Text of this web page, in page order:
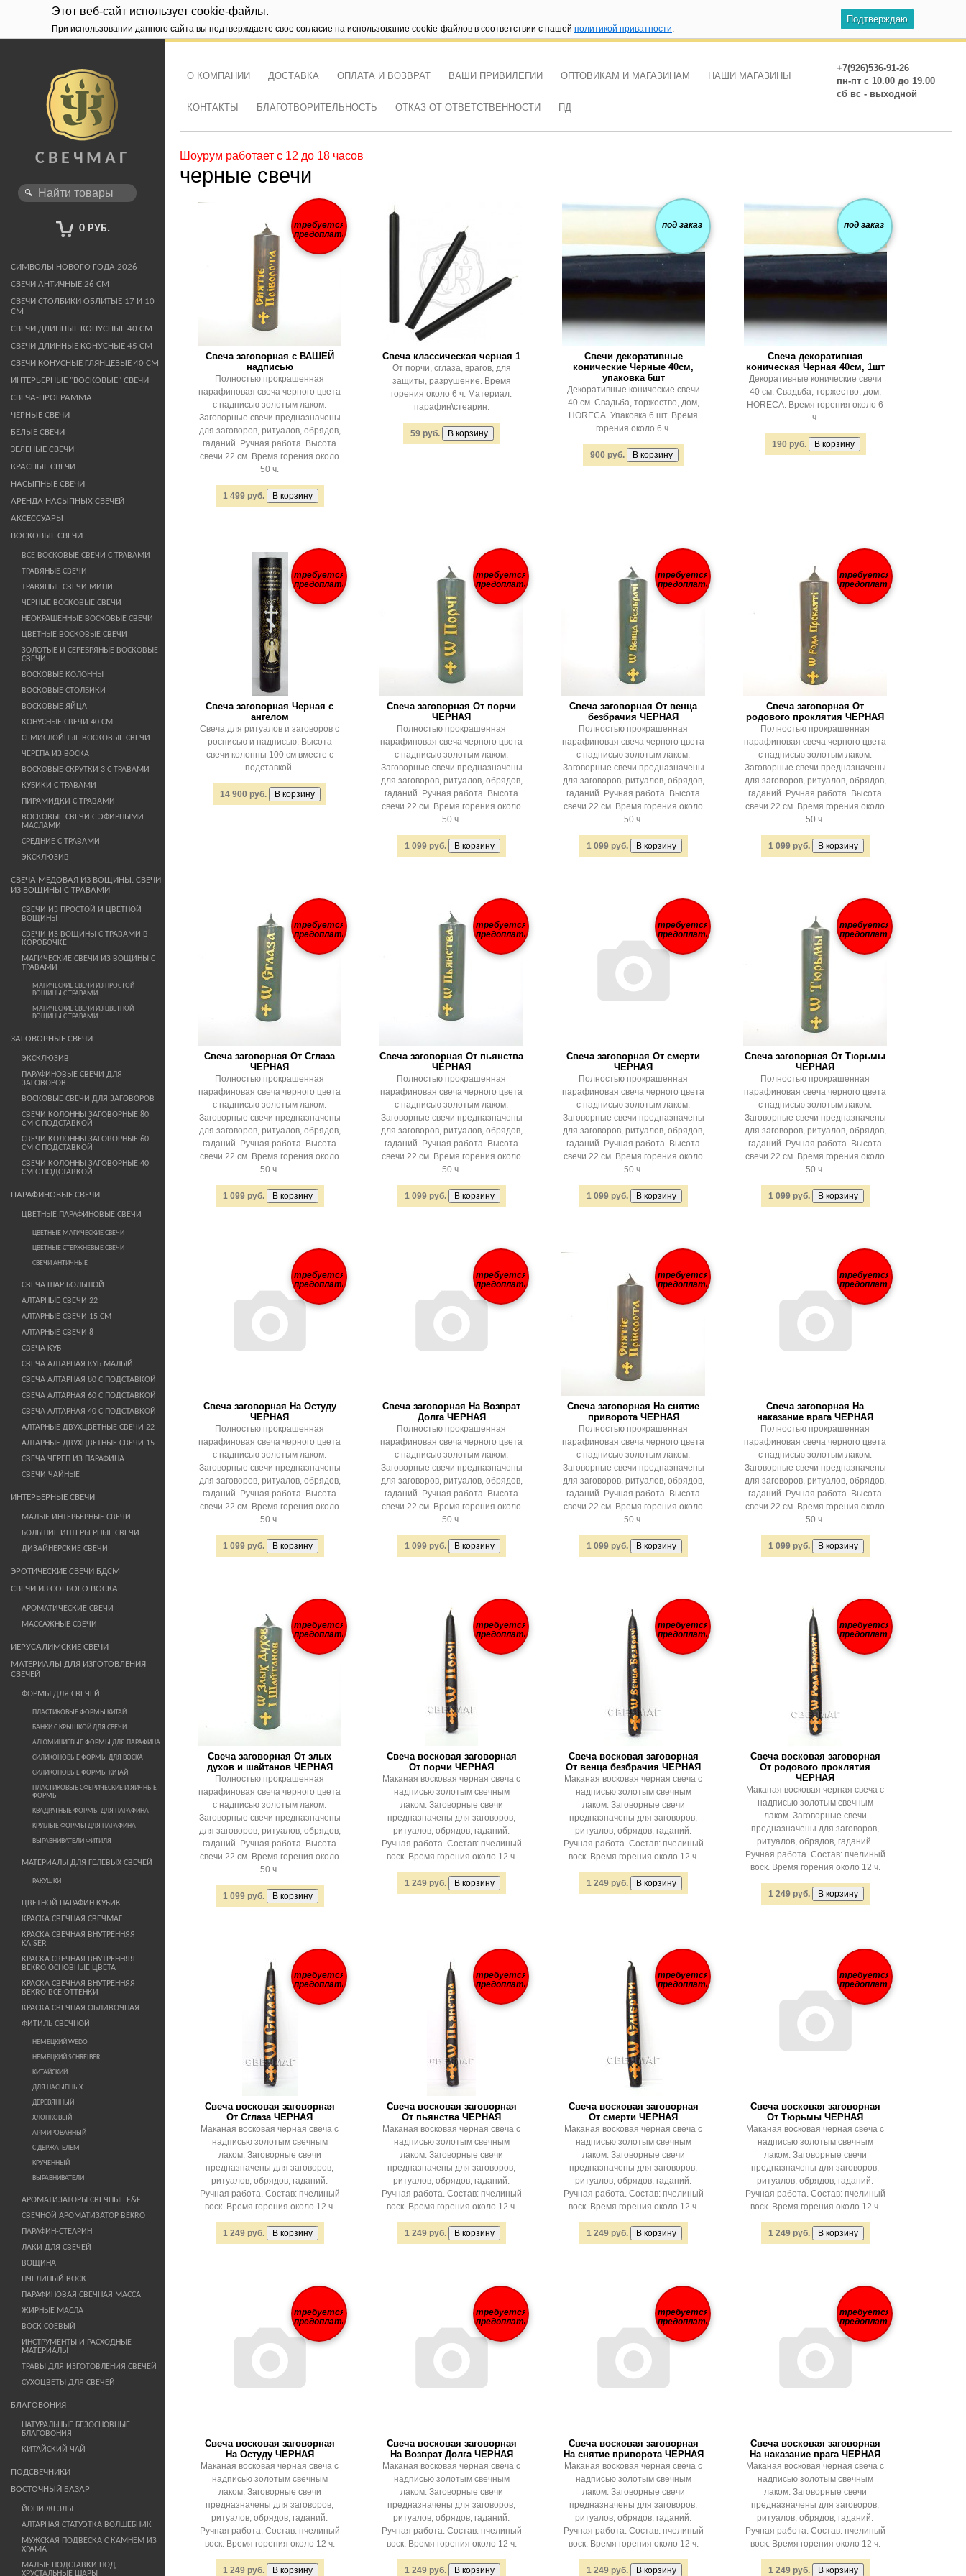
Этот веб-сайт использует cookie-файлы.
При использовании данного сайта вы подтверждаете свое согласие на использование cookie-файлов в соответствии с нашей политикой приватности.
Подтверждаю
СВЕЧМАГ
0 РУБ.
СИМВОЛЫ НОВОГО ГОДА 2026
СВЕЧИ АНТИЧНЫЕ 26 СМ
СВЕЧИ СТОЛБИКИ ОБЛИТЫЕ 17 И 10
СМ
СВЕЧИ ДЛИННЫЕ КОНУСНЫЕ 40 СМ
СВЕЧИ ДЛИННЫЕ КОНУСНЫЕ 45 СМ
СВЕЧИ КОНУСНЫЕ ГЛЯНЦЕВЫЕ 40 СМ
ИНТЕРЬЕРНЫЕ "ВОСКОВЫЕ" СВЕЧИ
СВЕЧА-ПРОГРАММА
ЧЕРНЫЕ СВЕЧИ
БЕЛЫЕ СВЕЧИ
ЗЕЛЕНЫЕ СВЕЧИ
КРАСНЫЕ СВЕЧИ
НАСЫПНЫЕ СВЕЧИ
АРЕНДА НАСЫПНЫХ СВЕЧЕЙ
АКСЕССУАРЫ
ВОСКОВЫЕ СВЕЧИ
ВСЕ ВОСКОВЫЕ СВЕЧИ С ТРАВАМИ
ТРАВЯНЫЕ СВЕЧИ
ТРАВЯНЫЕ СВЕЧИ МИНИ
ЧЕРНЫЕ ВОСКОВЫЕ СВЕЧИ
НЕОКРАШЕННЫЕ ВОСКОВЫЕ СВЕЧИ
ЦВЕТНЫЕ ВОСКОВЫЕ СВЕЧИ
ЗОЛОТЫЕ И СЕРЕБРЯНЫЕ ВОСКОВЫЕ
СВЕЧИ
ВОСКОВЫЕ КОЛОННЫ
ВОСКОВЫЕ СТОЛБИКИ
ВОСКОВЫЕ ЯЙЦА
КОНУСНЫЕ СВЕЧИ 40 СМ
СЕМИСЛОЙНЫЕ ВОСКОВЫЕ СВЕЧИ
ЧЕРЕПА ИЗ ВОСКА
ВОСКОВЫЕ СКРУТКИ 3 С ТРАВАМИ
КУБИКИ С ТРАВАМИ
ПИРАМИДКИ С ТРАВАМИ
ВОСКОВЫЕ СВЕЧИ С ЭФИРНЫМИ
МАСЛАМИ
СРЕДНИЕ С ТРАВАМИ
ЭКСКЛЮЗИВ
СВЕЧА МЕДОВАЯ ИЗ ВОЩИНЫ. СВЕЧИ
ИЗ ВОЩИНЫ С ТРАВАМИ
СВЕЧИ ИЗ ПРОСТОЙ И ЦВЕТНОЙ
ВОЩИНЫ
СВЕЧИ ИЗ ВОЩИНЫ С ТРАВАМИ В
КОРОБОЧКЕ
МАГИЧЕСКИЕ СВЕЧИ ИЗ ВОЩИНЫ С
ТРАВАМИ
МАГИЧЕСКИЕ СВЕЧИ ИЗ ПРОСТОЙ
ВОЩИНЫ С ТРАВАМИ
МАГИЧЕСКИЕ СВЕЧИ ИЗ ЦВЕТНОЙ
ВОЩИНЫ С ТРАВАМИ
ЗАГОВОРНЫЕ СВЕЧИ
ЭКСКЛЮЗИВ
ПАРАФИНОВЫЕ СВЕЧИ ДЛЯ
ЗАГОВОРОВ
ВОСКОВЫЕ СВЕЧИ ДЛЯ ЗАГОВОРОВ
СВЕЧИ КОЛОННЫ ЗАГОВОРНЫЕ 80
СМ С ПОДСТАВКОЙ
СВЕЧИ КОЛОННЫ ЗАГОВОРНЫЕ 60
СМ С ПОДСТАВКОЙ
СВЕЧИ КОЛОННЫ ЗАГОВОРНЫЕ 40
СМ С ПОДСТАВКОЙ
ПАРАФИНОВЫЕ СВЕЧИ
ЦВЕТНЫЕ ПАРАФИНОВЫЕ СВЕЧИ
ЦВЕТНЫЕ МАГИЧЕСКИЕ СВЕЧИ
ЦВЕТНЫЕ СТЕРЖНЕВЫЕ СВЕЧИ
СВЕЧИ АНТИЧНЫЕ
СВЕЧА ШАР БОЛЬШОЙ
АЛТАРНЫЕ СВЕЧИ 22
АЛТАРНЫЕ СВЕЧИ 15 СМ
АЛТАРНЫЕ СВЕЧИ 8
СВЕЧА КУБ
СВЕЧА АЛТАРНАЯ КУБ МАЛЫЙ
СВЕЧА АЛТАРНАЯ 80 С ПОДСТАВКОЙ
СВЕЧА АЛТАРНАЯ 60 С ПОДСТАВКОЙ
СВЕЧА АЛТАРНАЯ 40 С ПОДСТАВКОЙ
АЛТАРНЫЕ ДВУХЦВЕТНЫЕ СВЕЧИ 22
АЛТАРНЫЕ ДВУХЦВЕТНЫЕ СВЕЧИ 15
СВЕЧА ЧЕРЕП ИЗ ПАРАФИНА
СВЕЧИ ЧАЙНЫЕ
ИНТЕРЬЕРНЫЕ СВЕЧИ
МАЛЫЕ ИНТЕРЬЕРНЫЕ СВЕЧИ
БОЛЬШИЕ ИНТЕРЬЕРНЫЕ СВЕЧИ
ДИЗАЙНЕРСКИЕ СВЕЧИ
ЭРОТИЧЕСКИЕ СВЕЧИ БДСМ
СВЕЧИ ИЗ СОЕВОГО ВОСКА
АРОМАТИЧЕСКИЕ СВЕЧИ
МАССАЖНЫЕ СВЕЧИ
ИЕРУСАЛИМСКИЕ СВЕЧИ
МАТЕРИАЛЫ ДЛЯ ИЗГОТОВЛЕНИЯ
СВЕЧЕЙ
ФОРМЫ ДЛЯ СВЕЧЕЙ
ПЛАСТИКОВЫЕ ФОРМЫ КИТАЙ
БАНКИ С КРЫШКОЙ ДЛЯ СВЕЧИ
АЛЮМИНИЕВЫЕ ФОРМЫ ДЛЯ ПАРАФИНА
СИЛИКОНОВЫЕ ФОРМЫ ДЛЯ ВОСКА
СИЛИКОНОВЫЕ ФОРМЫ КИТАЙ
ПЛАСТИКОВЫЕ СФЕРИЧЕСКИЕ И ЯИЧНЫЕ
ФОРМЫ
КВАДРАТНЫЕ ФОРМЫ ДЛЯ ПАРАФИНА
КРУГЛЫЕ ФОРМЫ ДЛЯ ПАРАФИНА
ВЫРАВНИВАТЕЛИ ФИТИЛЯ
МАТЕРИАЛЫ ДЛЯ ГЕЛЕВЫХ СВЕЧЕЙ
РАКУШКИ
ЦВЕТНОЙ ПАРАФИН КУБИК
КРАСКА СВЕЧНАЯ СВЕЧМАГ
КРАСКА СВЕЧНАЯ ВНУТРЕННЯЯ
KAISER
КРАСКА СВЕЧНАЯ ВНУТРЕННЯЯ
BEKRO ОСНОВНЫЕ ЦВЕТА
КРАСКА СВЕЧНАЯ ВНУТРЕННЯЯ
BEKRO ВСЕ ОТТЕНКИ
КРАСКА СВЕЧНАЯ ОБЛИВОЧНАЯ
ФИТИЛЬ СВЕЧНОЙ
НЕМЕЦКИЙ WEDO
НЕМЕЦКИЙ SCHREIBER
КИТАЙСКИЙ
ДЛЯ НАСЫПНЫХ
ДЕРЕВЯННЫЙ
ХЛОПКОВЫЙ
АРМИРОВАННЫЙ
С ДЕРЖАТЕЛЕМ
КРУЧЕННЫЙ
ВЫРАВНИВАТЕЛИ
АРОМАТИЗАТОРЫ СВЕЧНЫЕ F&F
СВЕЧНОЙ АРОМАТИЗАТОР BEKRO
ПАРАФИН-СТЕАРИН
ЛАКИ ДЛЯ СВЕЧЕЙ
ВОЩИНА
ПЧЕЛИНЫЙ ВОСК
ПАРАФИНОВАЯ СВЕЧНАЯ МАССА
ЖИРНЫЕ МАСЛА
ВОСК СОЕВЫЙ
ИНСТРУМЕНТЫ И РАСХОДНЫЕ
МАТЕРИАЛЫ
ТРАВЫ ДЛЯ ИЗГОТОВЛЕНИЯ СВЕЧЕЙ
СУХОЦВЕТЫ ДЛЯ СВЕЧЕЙ
БЛАГОВОНИЯ
НАТУРАЛЬНЫЕ БЕЗОСНОВНЫЕ
БЛАГОВОНИЯ
КИТАЙСКИЙ ЧАЙ
ПОДСВЕЧНИКИ
ВОСТОЧНЫЙ БАЗАР
ЙОНИ ЖЕЗЛЫ
АЛТАРНАЯ СТАТУЭТКА ВОЛШЕБНИК
МУЖСКАЯ ПОДВЕСКА С КАМНЕМ ИЗ
ХРАМА
МАЛЫЕ ПОДСТАВКИ ПОД
ХРУСТАЛЬНЫЕ ШАРЫ
+7(926)536-91-26
пн-пт с 10.00 до 19.00
сб вс - выходной
О КОМПАНИИ ДОСТАВКА ОПЛАТА И ВОЗВРАТ ВАШИ ПРИВИЛЕГИИ ОПТОВИКАМ И МАГАЗИНАМ НАШИ МАГАЗИНЫ
КОНТАКТЫ БЛАГОТВОРИТЕЛЬНОСТЬ ОТКАЗ ОТ ОТВЕТСТВЕННОСТИ ПД
Шоурум работает с 12 до 18 часов
черные свечи
требуется
предоплата
Свеча заговорная с ВАШЕЙ
надписью
Полностью прокрашенная
парафиновая свеча черного цвета
с надписью золотым лаком.
Заговорные свечи предназначены
для заговоров, ритуалов, обрядов,
гаданий. Ручная работа. Высота
свечи 22 см. Время горения около
50 ч.
1 499 руб.
Свеча классическая черная 1
От порчи, сглаза, врагов, для
защиты, разрушение. Время
горения около 6 ч. Материал:
парафин\стеарин.
59 руб.
под заказ
Свечи декоративные
конические Черные 40см,
упаковка 6шт
Декоративные конические свечи
40 см. Свадьба, торжество, дом,
HORECA. Упаковка 6 шт. Время
горения около 6 ч.
900 руб.
под заказ
Свеча декоративная
коническая Черная 40см, 1шт
Декоративные конические свечи
40 см. Свадьба, торжество, дом,
HORECA. Время горения около 6
ч.
190 руб.
требуется
предоплата
Свеча заговорная Черная с
ангелом
Свеча для ритуалов и заговоров с
росписью и надписью. Высота
свечи колонны 100 см вместе с
подставкой.
14 900 руб.
требуется
предоплата
Свеча заговорная От порчи
ЧЕРНАЯ
Полностью прокрашенная
парафиновая свеча черного цвета
с надписью золотым лаком.
Заговорные свечи предназначены
для заговоров, ритуалов, обрядов,
гаданий. Ручная работа. Высота
свечи 22 см. Время горения около
50 ч.
1 099 руб.
требуется
предоплата
Свеча заговорная От венца
безбрачия ЧЕРНАЯ
Полностью прокрашенная
парафиновая свеча черного цвета
с надписью золотым лаком.
Заговорные свечи предназначены
для заговоров, ритуалов, обрядов,
гаданий. Ручная работа. Высота
свечи 22 см. Время горения около
50 ч.
1 099 руб.
требуется
предоплата
Свеча заговорная От
родового проклятия ЧЕРНАЯ
Полностью прокрашенная
парафиновая свеча черного цвета
с надписью золотым лаком.
Заговорные свечи предназначены
для заговоров, ритуалов, обрядов,
гаданий. Ручная работа. Высота
свечи 22 см. Время горения около
50 ч.
1 099 руб.
требуется
предоплата
Свеча заговорная От Сглаза
ЧЕРНАЯ
Полностью прокрашенная
парафиновая свеча черного цвета
с надписью золотым лаком.
Заговорные свечи предназначены
для заговоров, ритуалов, обрядов,
гаданий. Ручная работа. Высота
свечи 22 см. Время горения около
50 ч.
1 099 руб.
требуется
предоплата
Свеча заговорная От пьянства
ЧЕРНАЯ
Полностью прокрашенная
парафиновая свеча черного цвета
с надписью золотым лаком.
Заговорные свечи предназначены
для заговоров, ритуалов, обрядов,
гаданий. Ручная работа. Высота
свечи 22 см. Время горения около
50 ч.
1 099 руб.
требуется
предоплата
Свеча заговорная От смерти
ЧЕРНАЯ
Полностью прокрашенная
парафиновая свеча черного цвета
с надписью золотым лаком.
Заговорные свечи предназначены
для заговоров, ритуалов, обрядов,
гаданий. Ручная работа. Высота
свечи 22 см. Время горения около
50 ч.
1 099 руб.
требуется
предоплата
Свеча заговорная От Тюрьмы
ЧЕРНАЯ
Полностью прокрашенная
парафиновая свеча черного цвета
с надписью золотым лаком.
Заговорные свечи предназначены
для заговоров, ритуалов, обрядов,
гаданий. Ручная работа. Высота
свечи 22 см. Время горения около
50 ч.
1 099 руб.
требуется
предоплата
Свеча заговорная На Остуду
ЧЕРНАЯ
Полностью прокрашенная
парафиновая свеча черного цвета
с надписью золотым лаком.
Заговорные свечи предназначены
для заговоров, ритуалов, обрядов,
гаданий. Ручная работа. Высота
свечи 22 см. Время горения около
50 ч.
1 099 руб.
требуется
предоплата
Свеча заговорная На Возврат
Долга ЧЕРНАЯ
Полностью прокрашенная
парафиновая свеча черного цвета
с надписью золотым лаком.
Заговорные свечи предназначены
для заговоров, ритуалов, обрядов,
гаданий. Ручная работа. Высота
свечи 22 см. Время горения около
50 ч.
1 099 руб.
требуется
предоплата
Свеча заговорная На снятие
приворота ЧЕРНАЯ
Полностью прокрашенная
парафиновая свеча черного цвета
с надписью золотым лаком.
Заговорные свечи предназначены
для заговоров, ритуалов, обрядов,
гаданий. Ручная работа. Высота
свечи 22 см. Время горения около
50 ч.
1 099 руб.
требуется
предоплата
Свеча заговорная На
наказание врага ЧЕРНАЯ
Полностью прокрашенная
парафиновая свеча черного цвета
с надписью золотым лаком.
Заговорные свечи предназначены
для заговоров, ритуалов, обрядов,
гаданий. Ручная работа. Высота
свечи 22 см. Время горения около
50 ч.
1 099 руб.
требуется
предоплата
Свеча заговорная От злых
духов и шайтанов ЧЕРНАЯ
Полностью прокрашенная
парафиновая свеча черного цвета
с надписью золотым лаком.
Заговорные свечи предназначены
для заговоров, ритуалов, обрядов,
гаданий. Ручная работа. Высота
свечи 22 см. Время горения около
50 ч.
1 099 руб.
требуется
предоплата
Свеча восковая заговорная
От порчи ЧЕРНАЯ
Маканая восковая черная свеча с
надписью золотым свечным
лаком. Заговорные свечи
предназначены для заговоров,
ритуалов, обрядов, гаданий.
Ручная работа. Состав: пчелиный
воск. Время горения около 12 ч.
1 249 руб.
требуется
предоплата
Свеча восковая заговорная
От венца безбрачия ЧЕРНАЯ
Маканая восковая черная свеча с
надписью золотым свечным
лаком. Заговорные свечи
предназначены для заговоров,
ритуалов, обрядов, гаданий.
Ручная работа. Состав: пчелиный
воск. Время горения около 12 ч.
1 249 руб.
требуется
предоплата
Свеча восковая заговорная
От родового проклятия
ЧЕРНАЯ
Маканая восковая черная свеча с
надписью золотым свечным
лаком. Заговорные свечи
предназначены для заговоров,
ритуалов, обрядов, гаданий.
Ручная работа. Состав: пчелиный
воск. Время горения около 12 ч.
1 249 руб.
требуется
предоплата
Свеча восковая заговорная
От Сглаза ЧЕРНАЯ
Маканая восковая черная свеча с
надписью золотым свечным
лаком. Заговорные свечи
предназначены для заговоров,
ритуалов, обрядов, гаданий.
Ручная работа. Состав: пчелиный
воск. Время горения около 12 ч.
1 249 руб.
требуется
предоплата
Свеча восковая заговорная
От пьянства ЧЕРНАЯ
Маканая восковая черная свеча с
надписью золотым свечным
лаком. Заговорные свечи
предназначены для заговоров,
ритуалов, обрядов, гаданий.
Ручная работа. Состав: пчелиный
воск. Время горения около 12 ч.
1 249 руб.
требуется
предоплата
Свеча восковая заговорная
От смерти ЧЕРНАЯ
Маканая восковая черная свеча с
надписью золотым свечным
лаком. Заговорные свечи
предназначены для заговоров,
ритуалов, обрядов, гаданий.
Ручная работа. Состав: пчелиный
воск. Время горения около 12 ч.
1 249 руб.
требуется
предоплата
Свеча восковая заговорная
От Тюрьмы ЧЕРНАЯ
Маканая восковая черная свеча с
надписью золотым свечным
лаком. Заговорные свечи
предназначены для заговоров,
ритуалов, обрядов, гаданий.
Ручная работа. Состав: пчелиный
воск. Время горения около 12 ч.
1 249 руб.
требуется
предоплата
Свеча восковая заговорная
На Остуду ЧЕРНАЯ
Маканая восковая черная свеча с
надписью золотым свечным
лаком. Заговорные свечи
предназначены для заговоров,
ритуалов, обрядов, гаданий.
Ручная работа. Состав: пчелиный
воск. Время горения около 12 ч.
1 249 руб.
требуется
предоплата
Свеча восковая заговорная
На Возврат Долга ЧЕРНАЯ
Маканая восковая черная свеча с
надписью золотым свечным
лаком. Заговорные свечи
предназначены для заговоров,
ритуалов, обрядов, гаданий.
Ручная работа. Состав: пчелиный
воск. Время горения около 12 ч.
1 249 руб.
требуется
предоплата
Свеча восковая заговорная
На снятие приворота ЧЕРНАЯ
Маканая восковая черная свеча с
надписью золотым свечным
лаком. Заговорные свечи
предназначены для заговоров,
ритуалов, обрядов, гаданий.
Ручная работа. Состав: пчелиный
воск. Время горения около 12 ч.
1 249 руб.
требуется
предоплата
Свеча восковая заговорная
На наказание врага ЧЕРНАЯ
Маканая восковая черная свеча с
надписью золотым свечным
лаком. Заговорные свечи
предназначены для заговоров,
ритуалов, обрядов, гаданий.
Ручная работа. Состав: пчелиный
воск. Время горения около 12 ч.
1 249 руб.